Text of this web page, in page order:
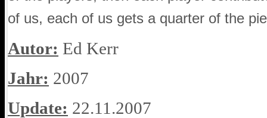
of us, each of us gets a quarter of the
Autor: Ed Kerr
Jahr: 2007
Update: 22.11.2007